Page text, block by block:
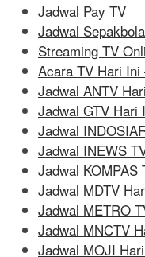
Jadwal Pay TV
Jadwal
Streaming TV
Acara TV Hari
Jadwal ANTV
Jadwal GTV Hari
Jadwal
Jadwal INEWS
Jadwal KOMPAS
Jadwal MDTV
Jadwal METRO
Jadwal MNCTV
Jadwal MOJI